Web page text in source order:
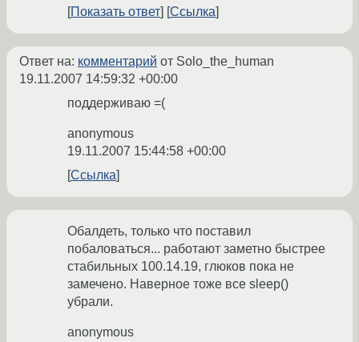
Показать ответ Ссылка
Ответ на: комментарий от Solo_the_human
19.11.2007 14:59:32 +00:00
поддерживаю =(
anonymous
19.11.2007 15:44:58 +00:00
Ссылка
Обалдеть, только что поставил
побаловаться... работают заметно быстрее
стабильных 100.14.19, глюков пока не
замечено. Наверное тоже все sleep()
убрали.
anonymous